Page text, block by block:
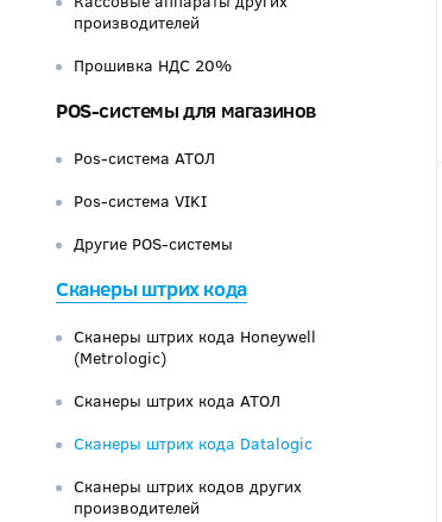
производителей
Прошивка НДС 20%
POS-системы для магазинов
Pos-система АТОЛ
Pos-система VIKI
Другие POS-системы
Сканеры штрих кода
Сканеры штрих кода Honeywell
(Metrologic)
Сканеры штрих кода АТОЛ
Сканеры штрих кода Datalogic
Сканеры штрих кодов других
производителей